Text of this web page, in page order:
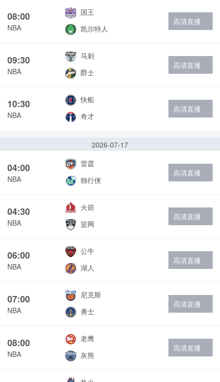
08:00
NBA
国王
凯尔特人
高清直播
09:30
NBA
马刺
爵士
高清直播
10:30
NBA
快船
奇才
高清直播
2026-07-17
04:00
NBA
雷霆
独行侠
高清直播
04:30
NBA
火箭
篮网
高清直播
06:00
NBA
公牛
湖人
高清直播
07:00
NBA
尼克斯
勇士
高清直播
08:00
NBA
老鹰
灰熊
高清直播